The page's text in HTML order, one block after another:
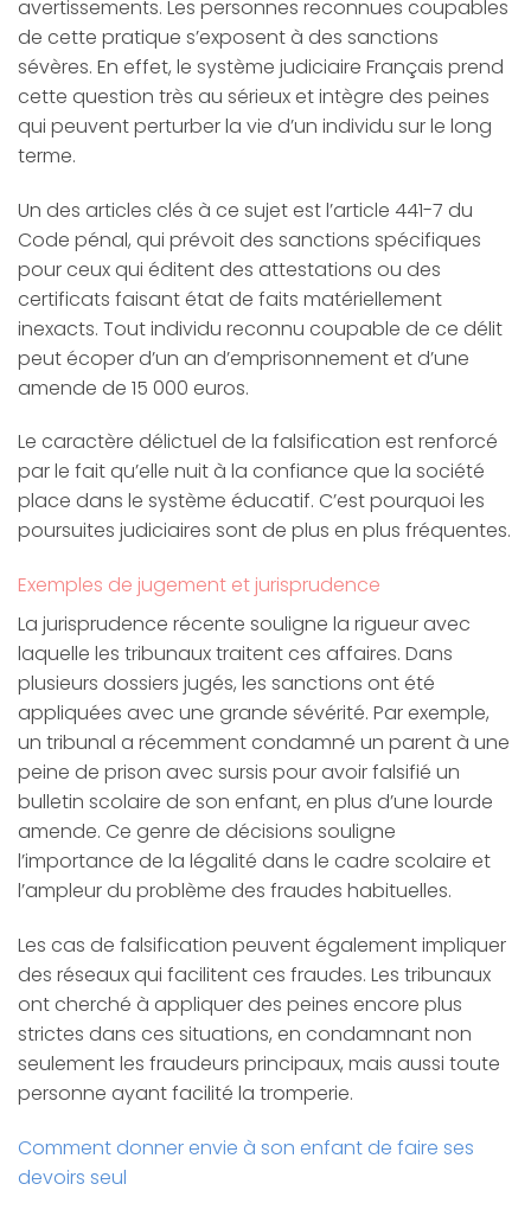
avertissements. Les personnes reconnues coupables
de cette pratique s’exposent à des sanctions
sévères. En effet, le système judiciaire Français prend
cette question très au sérieux et intègre des peines
qui peuvent perturber la vie d’un individu sur le long
terme.
Un des articles clés à ce sujet est l’article 441-7 du
Code pénal, qui prévoit des sanctions spécifiques
pour ceux qui éditent des attestations ou des
certificats faisant état de faits matériellement
inexacts. Tout individu reconnu coupable de ce délit
peut écoper d’un an d’emprisonnement et d’une
amende de 15 000 euros.
Le caractère délictuel de la falsification est renforcé
par le fait qu’elle nuit à la confiance que la société
place dans le système éducatif. C’est pourquoi les
poursuites judiciaires sont de plus en plus fréquentes.
Exemples de jugement et jurisprudence
La jurisprudence récente souligne la rigueur avec
laquelle les tribunaux traitent ces affaires. Dans
plusieurs dossiers jugés, les sanctions ont été
appliquées avec une grande sévérité. Par exemple,
un tribunal a récemment condamné un parent à une
peine de prison avec sursis pour avoir falsifié un
bulletin scolaire de son enfant, en plus d’une lourde
amende. Ce genre de décisions souligne
l’importance de la légalité dans le cadre scolaire et
l’ampleur du problème des fraudes habituelles.
Les cas de falsification peuvent également impliquer
des réseaux qui facilitent ces fraudes. Les tribunaux
ont cherché à appliquer des peines encore plus
strictes dans ces situations, en condamnant non
seulement les fraudeurs principaux, mais aussi toute
personne ayant facilité la tromperie.
Comment donner envie à son enfant de faire ses
devoirs seul